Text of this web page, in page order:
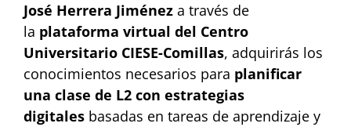
José Herrera Jiménez a través de
la plataforma virtual del Centro
Universitario CIESE-Comillas, adquirirás los
conocimientos necesarios para planificar
una clase de L2 con estrategias
digitales basadas en tareas de aprendizaje y